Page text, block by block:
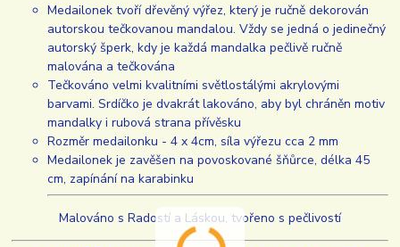
Medailonek tvoří dřevěný výřez, který je ručně dekorován
autorskou tečkovanou mandalou. Vždy se jedná o jedinečný
autorský šperk, kdy je každá mandalka pečlivě ručně
malována a tečkována
Tečkováno velmi kvalitními světlostálými akrylovými
barvami. Srdíčko je dvakrát lakováno, aby byl chráněn motiv
mandalky i rubová strana přívěsku
Rozměr medailonku - 4 x 4cm, síla výřezu cca 2 mm
Medailonek je zavěšen na povoskované šňůrce, délka 45
cm, zapínání na karabinku
Malováno s Radostí a Láskou, tvořeno s pečlivostí